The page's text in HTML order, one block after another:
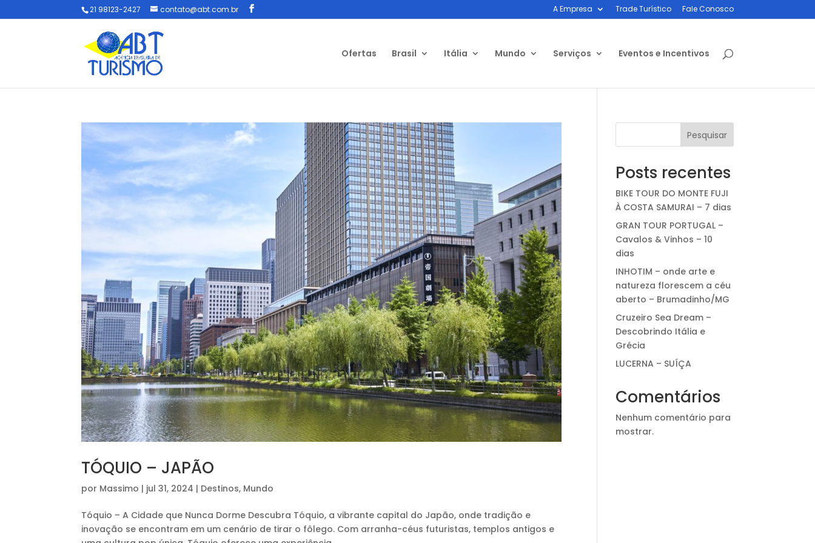
21 98123-2427 contato@abt.com.br A Empresa Trade Turístico Fale Conosco
Ofertas Brasil Itália Mundo Serviços Eventos e Incentivos
TÓQUIO – JAPÃO
por Massimo | jul 31, 2024 | Destinos, Mundo
Tóquio – A Cidade que Nunca Dorme Descubra Tóquio, a vibrante capital do Japão, onde tradição e
inovação se encontram em um cenário de tirar o fôlego. Com arranha-céus futuristas, templos antigos e
Pesquisar
Posts recentes
BIKE TOUR DO MONTE FUJI
À COSTA SAMURAI – 7 dias
GRAN TOUR PORTUGAL –
Cavalos & Vinhos – 10
dias
INHOTIM – onde arte e
natureza florescem a céu
aberto – Brumadinho/MG
Cruzeiro Sea Dream –
Descobrindo Itália e
Grécia
LUCERNA – SUÍÇA
Comentários
Nenhum comentário para
mostrar.